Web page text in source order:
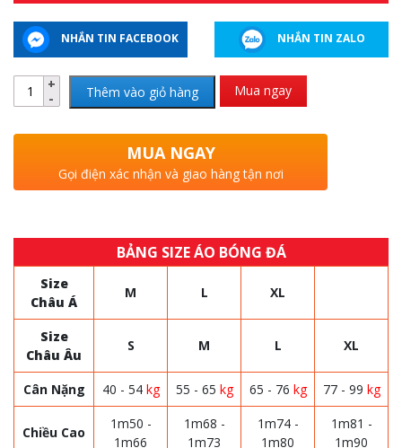
NHẮN TIN FACEBOOK NHẮN TIN ZALO
Thêm vào giỏ hàng Mua ngay
MUA NGAY
Gọi điện xác nhận và giao hàng tận nơi
BẢNG SIZE ÁO BÓNG ĐÁ
Size
Châu Á
M L XL
Size
Châu Âu
S M L XL
Cân Nặng 40 - 54 kg 55 - 65 kg 65 - 76 kg 77 - 99 kg
Chiều Cao
1m50 -
1m66
1m68 -
1m73
1m74 -
1m80
1m81 -
1m90